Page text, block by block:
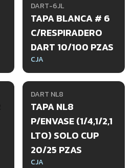
DART-6JL
TAPA BLANCA # 6
C/RESPIRADERO
DART 10/100 PZAS
CJA
DART NL8
TAPA NL8
P/ENVASE (1/4,1/2,1
LTO) SOLO CUP
20/25 PZAS
CJA